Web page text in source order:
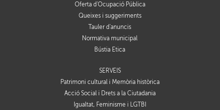
Oferta d'Ocupació Pública
Queixes i suggeriments
Tauler d'anuncis
Normativa municipal
Bústia Ètica
SERVEIS
Patrimoni cultural i Memòria històrica
Acció Social i Drets a la Ciutadania
Igualtat, Feminisme i LGTBI